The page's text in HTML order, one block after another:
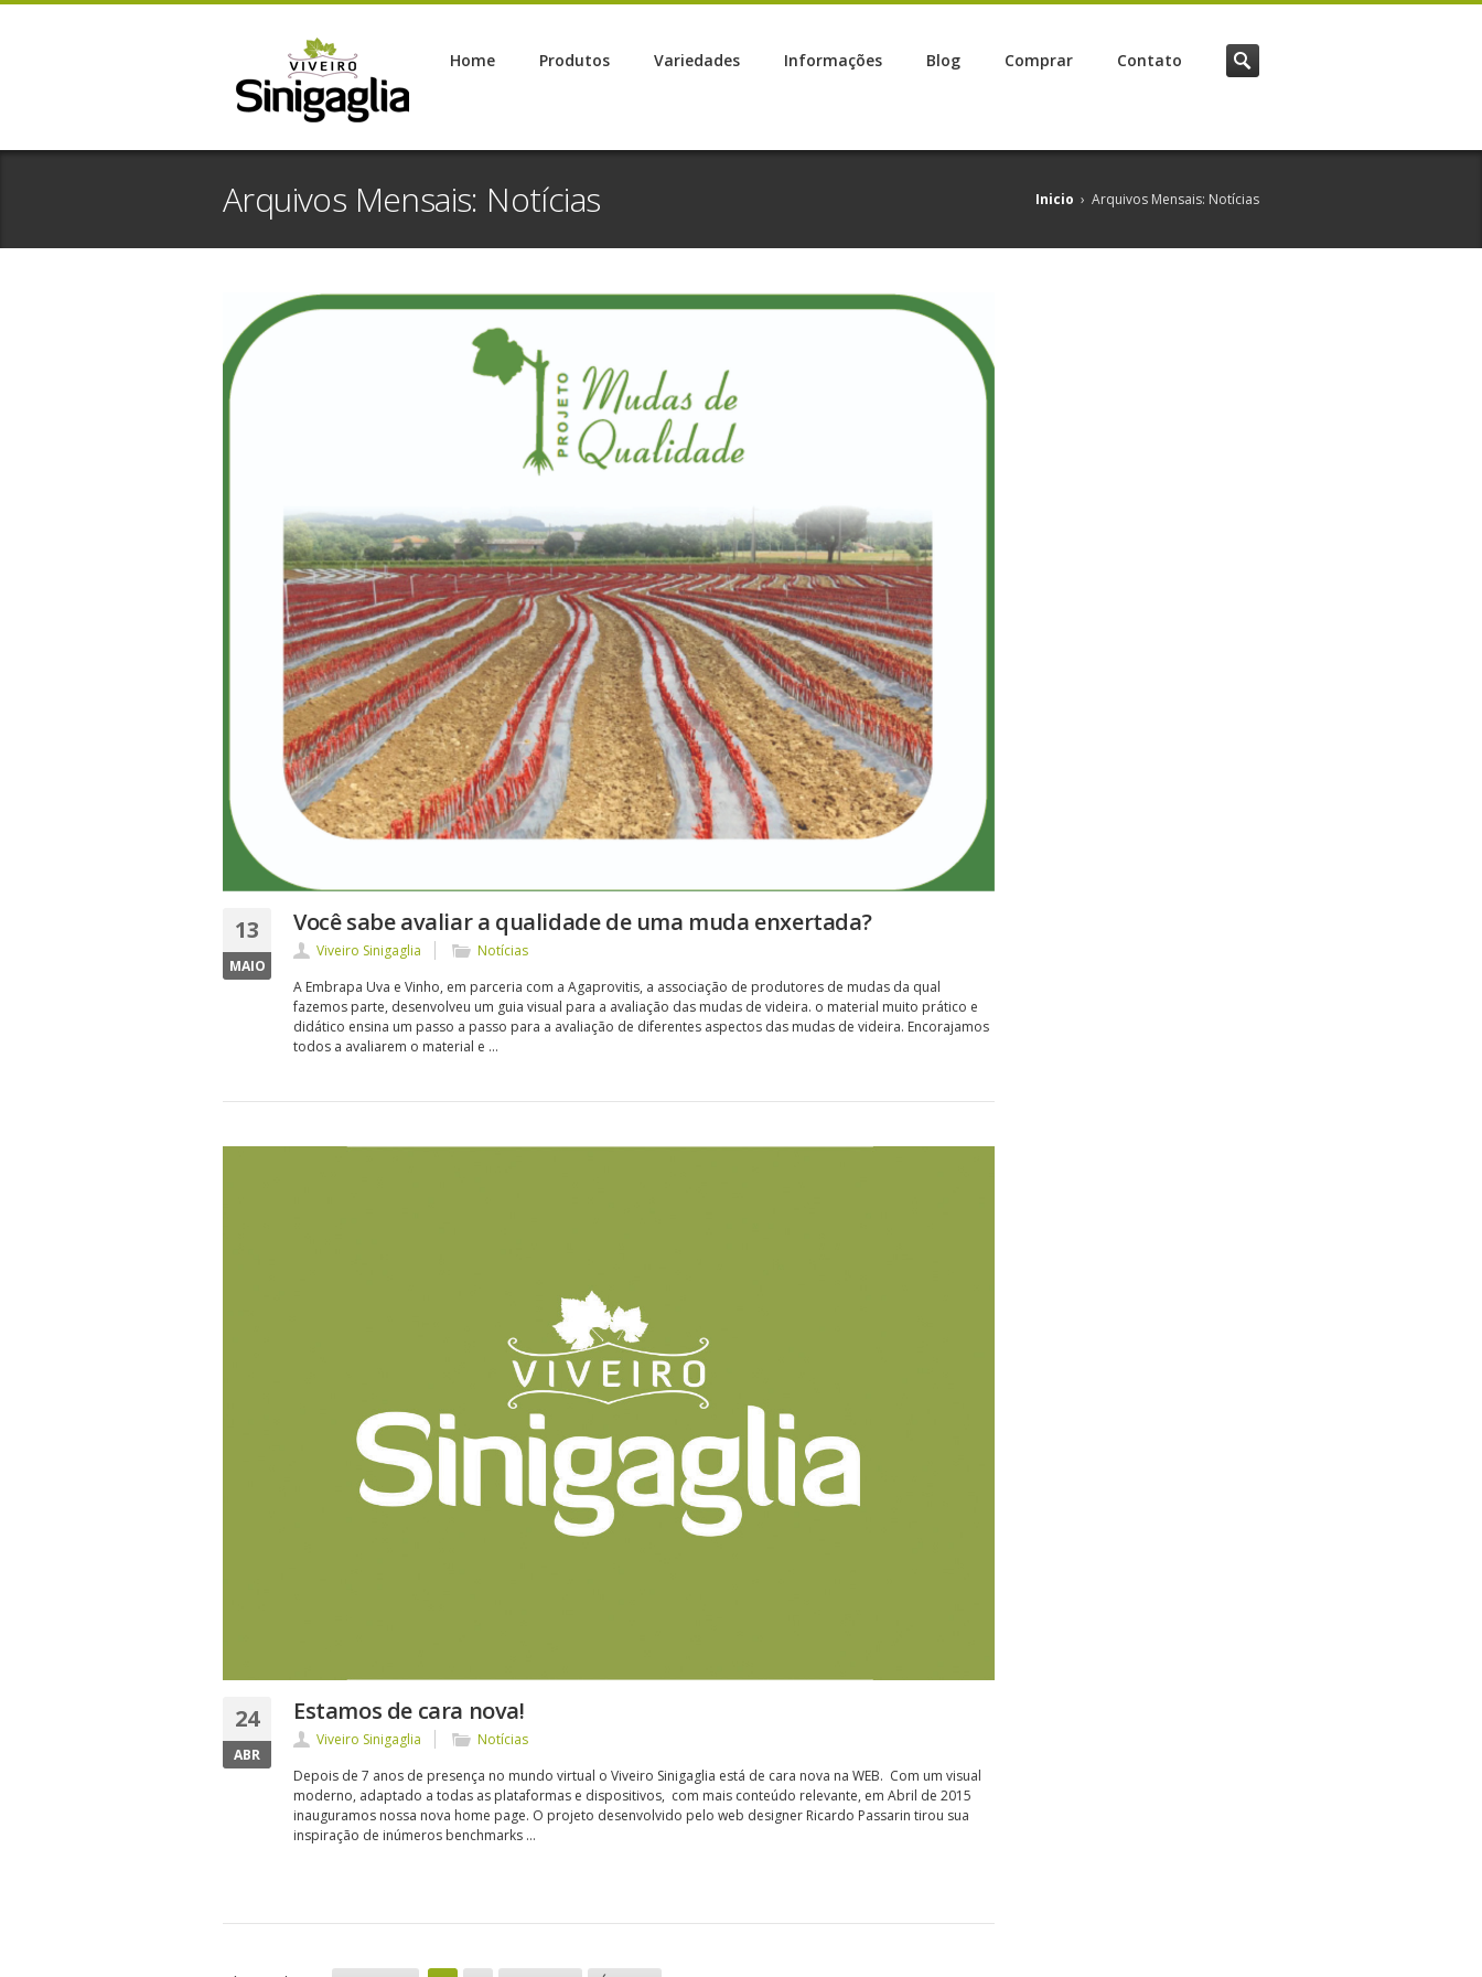
Home Produtos Variedades Informações Blog Comprar Contato
Arquivos Mensais: Notícias Inicio › Arquivos Mensais: Notícias
13
MAIO
Você sabe avaliar a qualidade de uma muda enxertada?
Viveiro Sinigaglia
Notícias
A Embrapa Uva e Vinho, em parceria com a Agaprovitis, a associação de produtores de mudas da qual
fazemos parte, desenvolveu um guia visual para a avaliação das mudas de videira. o material muito prático e
didático ensina um passo a passo para a avaliação de diferentes aspectos das mudas de videira. Encorajamos
todos a avaliarem o material e …
24
ABR
Estamos de cara nova!
Viveiro Sinigaglia
Notícias
Depois de 7 anos de presença no mundo virtual o Viveiro Sinigaglia está de cara nova na WEB. Com um visual
moderno, adaptado a todas as plataformas e dispositivos, com mais conteúdo relevante, em Abril de 2015
inauguramos nossa nova home page. O projeto desenvolvido pelo web designer Ricardo Passarin tirou sua
inspiração de inúmeros benchmarks …